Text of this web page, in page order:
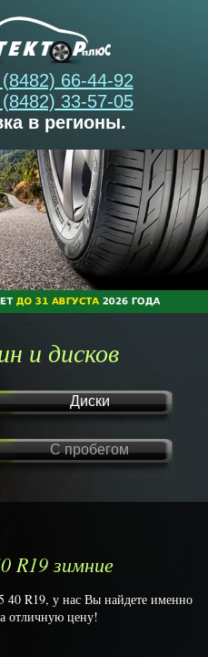
66-44-92
33-57-05
в регионы.
и дисков
Диски
С пробегом
R19 зимние
R19, у нас Вы найдете именно
отличную цену!